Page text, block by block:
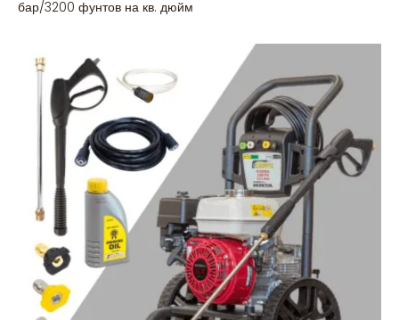
бар/3200 фунтов на кв. дюйм